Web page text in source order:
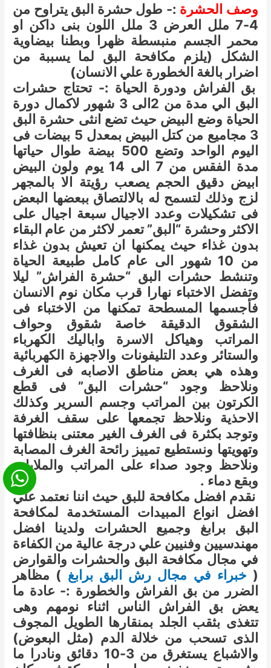
وصف الحشرة :- طول حشرة البق يتراوح من
4-7 ملل العرض 3 ملل اللون بنى داكن او
محمر الجسم منبسطة ظهرا وبطنا بيضاوية
الشكل (يلزم مكافحة البق لما يسببة من
اضرار بالغة الخطورة علي الانسان)
بق الفراش ودورة الحياة :- تحتاج حشرات
البق الي مدة من 2الى 3 شهور لاكمال دورة
الحياة وضع البيض حيث تضع انثى حشرة البق
3 مجاميع من كتل البيض بمعدل 5 بيضات فى
اليوم الواحد وتضع 500 بيضة طوال حياتها
مدة الفقس من 7 الى 14 يوم ولون البيض
ابيض دقيق الحجم يصعب رؤيتة الا بالمجهر
لزج وذلك لتسمح له بالالتصاق ببعضها البعض
فى تشكيلات وعدد الاجيال سبعة اجيال على
الاكثر وحشرة “البق” تعمر لاكثر من عام البقاء
بدون غذاء حيث يمكنها ان تعيش بدون غذاء
من 10 شهور الى عام كامل طبيعة الحياة
وتنشط حشرات البق “حشرة الفراش” ليلا
وتفضل الاختباء نهارا قرب مكان نوم الانسان
فأجسمها المسطحة تمكنها من الاختباء فى
الشقوق الدقيقة خاصة شقوق وحواف
المراتب وهياكل الاسرة واباليك الكهرباء
والستائر وعدد التليفونات والاجهزة الكهربائية
وهذه هي بعض مناطق الاصابه فى الغرف
ونلاحظ وجود “حشرات البق” فى قطع
الكرتون بين المراتب وجسم السرير وكذلك
الاحذية ونلاحظ تجمعها على سقف الغرفة
وتوجد بكثرة فى الغرف الغير معتنى بنظافتها
وتهويتها ونستطيع تمييز رائحة الغرف المصابة
ونلاحظ وجود صداء على المراتب والملايات
وبقع دماء .
نقدم افضل مكافحة للبق حيث اننا نعتمد علي
افضل انواع المبيدات المستخدمة لمكافحة
البق برابغ وجميع الحشرات ولدينا افضل
مهندسيين وفنيين علي درجة عالية من الكفاءة
في مجال مكافحة البق والحشرات والقوارض
( خبراء في مجال رش البق برابغ ) مظاهر
الضرر من بق الفراش والخطورة :- عادة ما
يعض بق الفراش الناس اثناء نومهم وهى
تتغذى بثقب الجلد بمنقارها الطويل المجوف
الذى تسحب من خلالة الدم (مثل البعوض)
والاشباع يستغرق من 3-10 دقائق ونادرا ما